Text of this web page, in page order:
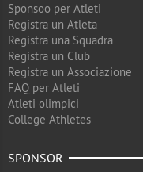
Sponsoo per Atleti
Registra un Atleta
Registra una Squadra
Registra un Club
Registra un Associazione
FAQ per Atleti
Atleti olimpici
College Athletes
SPONSOR